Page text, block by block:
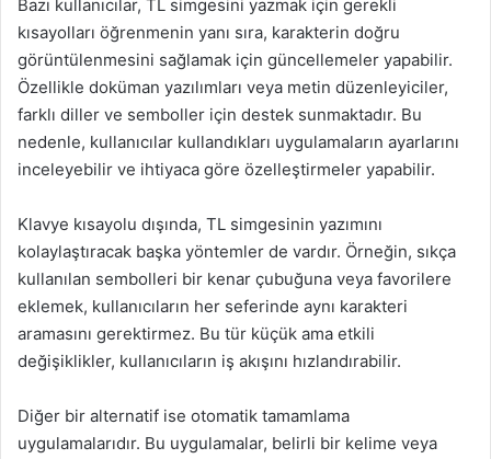
Bazı kullanıcılar, TL simgesini yazmak için gerekli
kısayolları öğrenmenin yanı sıra, karakterin doğru
görüntülenmesini sağlamak için güncellemeler yapabilir.
Özellikle doküman yazılımları veya metin düzenleyiciler,
farklı diller ve semboller için destek sunmaktadır. Bu
nedenle, kullanıcılar kullandıkları uygulamaların ayarlarını
inceleyebilir ve ihtiyaca göre özelleştirmeler yapabilir.
Klavye kısayolu dışında, TL simgesinin yazımını
kolaylaştıracak başka yöntemler de vardır. Örneğin, sıkça
kullanılan sembolleri bir kenar çubuğuna veya favorilere
eklemek, kullanıcıların her seferinde aynı karakteri
aramasını gerektirmez. Bu tür küçük ama etkili
değişiklikler, kullanıcıların iş akışını hızlandırabilir.
Diğer bir alternatif ise otomatik tamamlama
uygulamalarıdır. Bu uygulamalar, belirli bir kelime veya